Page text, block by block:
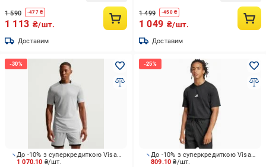
1 590 -477₴
1 113 ₴/шт.
Доставим
1 499 -450₴
1 049 ₴/шт.
Доставим
1 070.10 ₴/шт.
До -10% з суперкредиткою Visa Вигода
809.10₴/шт.
До -10% з суперкредиткою Visa Вигода